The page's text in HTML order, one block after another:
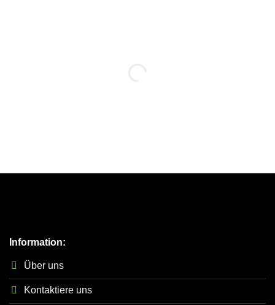
Information:
Über uns
Kontaktiere uns